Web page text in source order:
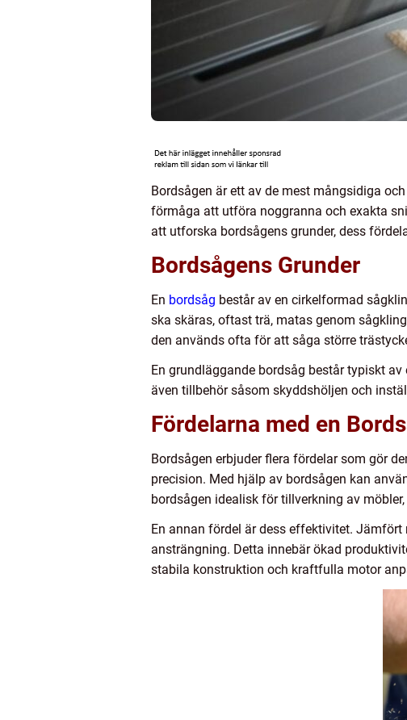
Bordsågen är ett av de mest mångsidiga
förmåga att utföra noggranna och exakta
att utforska bordsågens grunder, dess
Bordsågens Grunder
En bordsåg består av en cirkelformad
ska skäras, oftast trä, matas genom
den används ofta för att såga större
En grundläggande bordsåg består typiskt
även tillbehör såsom skyddshöljen och
Fördelarna med en
Bordsågen erbjuder flera fördelar som gör
precision. Med hjälp av bordsågen kan
bordsågen idealisk för tillverkning av
En annan fördel är dess effektivitet.
ansträngning. Detta innebär ökad
stabila konstruktion och kraftfulla motor